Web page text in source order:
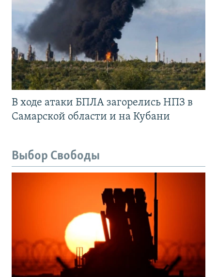
В ходе атаки БПЛА загорелись НПЗ в
Самарской области и на Кубани
Выбор Свободы